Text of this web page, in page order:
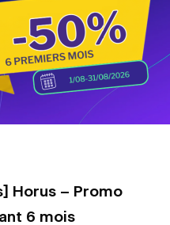
Horus – Promo
6 mois